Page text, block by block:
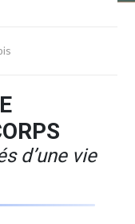
d’une vie